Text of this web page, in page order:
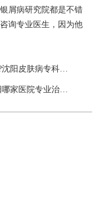
屑病研究院都是不错
询专业医生，因为他
沈阳皮肤病去哪个医院好些呢?沈阳皮肤病专科医院排名及诊疗方法详解
沈阳哪个医院能治皮肤病?沈阳哪家医院专业治疗皮肤病?